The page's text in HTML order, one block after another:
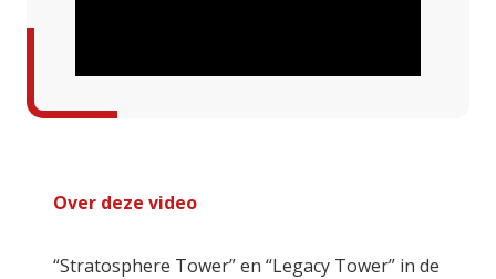
Over deze video
“Stratosphere Tower” en “Legacy Tower” in de